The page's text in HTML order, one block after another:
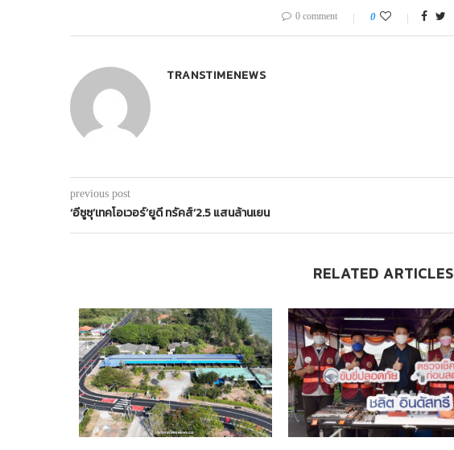
0 comment 0
TRANSTIMENEWS
previous post
‘อีซูซุ’เทคโอเวอร์’ยูดี ทรัคส์’2.5 แสนล้านเยน
RELATED ARTICLES